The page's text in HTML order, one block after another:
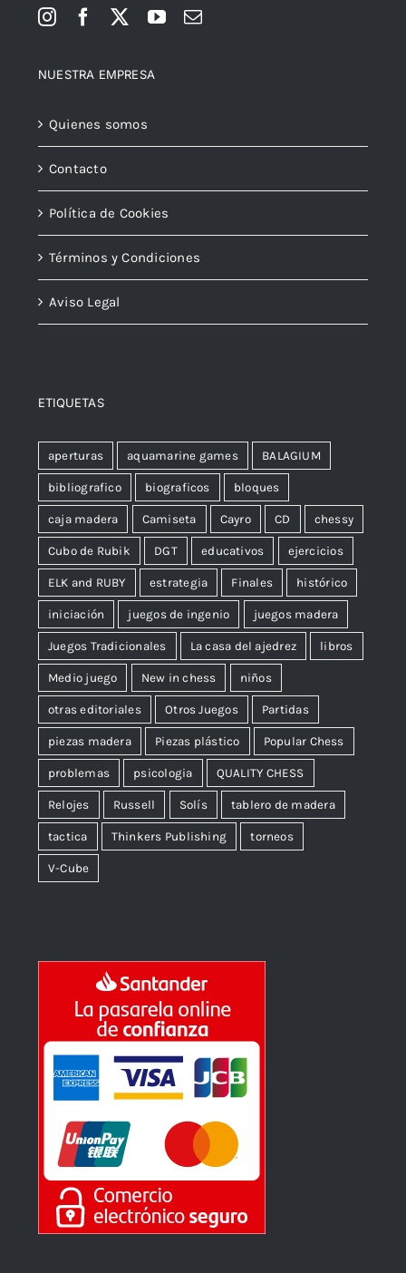
NUESTRA EMPRESA
Quienes somos
Contacto
Política de Cookies
Términos y Condiciones
Aviso Legal
ETIQUETAS
aperturas aquamarine games BALAGIUM
bibliografico biograficos bloques
caja madera Camiseta Cayro CD chessy
Cubo de Rubik DGT educativos ejercicios
ELK and RUBY estrategia Finales histórico
iniciación juegos de ingenio juegos madera
Juegos Tradicionales La casa del ajedrez libros
Medio juego New in chess niños
otras editoriales Otros Juegos Partidas
piezas madera Piezas plástico Popular Chess
problemas psicologia QUALITY CHESS
Relojes Russell Solís tablero de madera
tactica Thinkers Publishing torneos
V-Cube